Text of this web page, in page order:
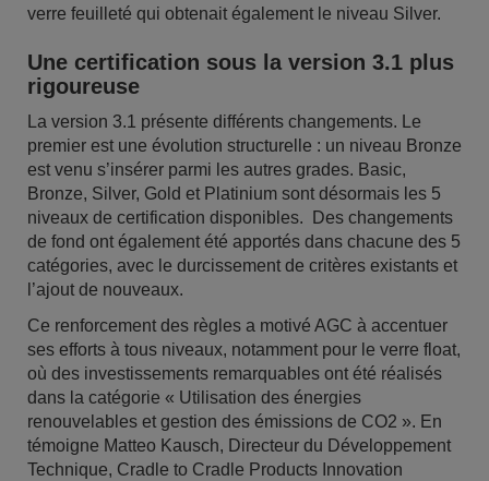
verre feuilleté qui obtenait également le niveau Silver.
Une certification sous la version 3.1 plus
rigoureuse
La version 3.1 présente différents changements. Le
premier est une évolution structurelle : un niveau Bronze
est venu s’insérer parmi les autres grades. Basic,
Bronze, Silver, Gold et Platinium sont désormais les 5
niveaux de certification disponibles. Des changements
de fond ont également été apportés dans chacune des 5
catégories, avec le durcissement de critères existants et
l’ajout de nouveaux.
Ce renforcement des règles a motivé AGC à accentuer
ses efforts à tous niveaux, notamment pour le verre float,
où des investissements remarquables ont été réalisés
dans la catégorie « Utilisation des énergies
renouvelables et gestion des émissions de CO2 ». En
témoigne Matteo Kausch, Directeur du Développement
Technique, Cradle to Cradle Products Innovation